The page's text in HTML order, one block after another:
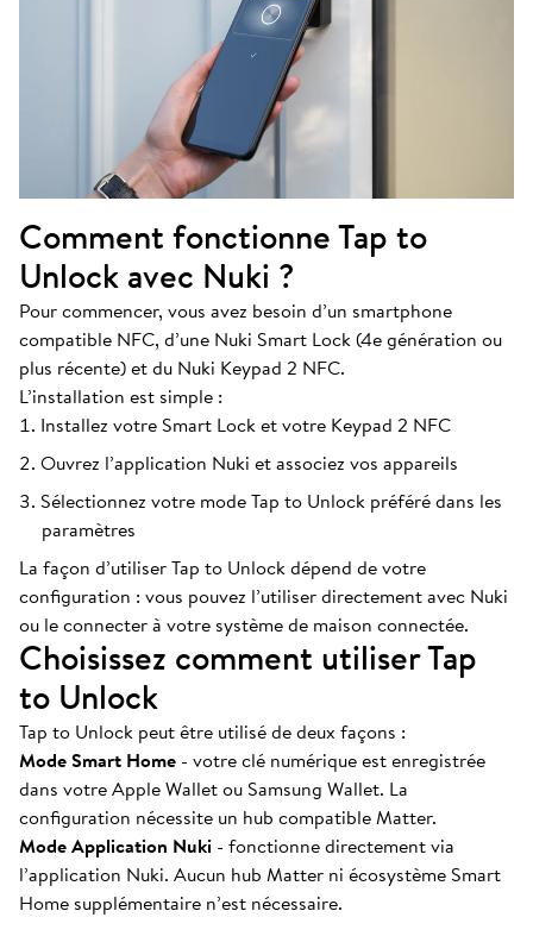
Comment fonctionne Tap to
Unlock avec Nuki ?
Pour commencer, vous avez besoin d’un smartphone
compatible NFC, d’une Nuki Smart Lock (4e génération ou
plus récente) et du Nuki Keypad 2 NFC.
L’installation est simple :
Installez votre Smart Lock et votre Keypad 2 NFC
Ouvrez l’application Nuki et associez vos appareils
Sélectionnez votre mode Tap to Unlock préféré dans les
paramètres
La façon d’utiliser Tap to Unlock dépend de votre
configuration : vous pouvez l’utiliser directement avec Nuki
ou le connecter à votre système de maison connectée.
Choisissez comment utiliser Tap
to Unlock
Tap to Unlock peut être utilisé de deux façons :
Mode Smart Home - votre clé numérique est enregistrée
dans votre Apple Wallet ou Samsung Wallet. La
configuration nécessite un hub compatible Matter.
Mode Application Nuki - fonctionne directement via
l’application Nuki. Aucun hub Matter ni écosystème Smart
Home supplémentaire n’est nécessaire.